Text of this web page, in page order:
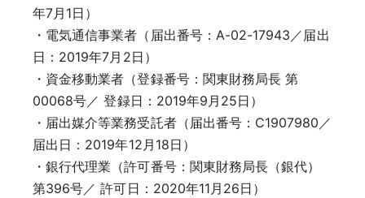
年7月1日）
・電気通信事業者（届出番号：A-02-17943／届出
日：2019年7月2日）
・資金移動業者（登録番号：関東財務局長 第
00068号／ 登録日：2019年9月25日）
・届出媒介等業務受託者（届出番号：C1907980／
届出日：2019年12月18日）
・銀行代理業（許可番号：関東財務局長（銀代）
第396号／ 許可日：2020年11月26日）